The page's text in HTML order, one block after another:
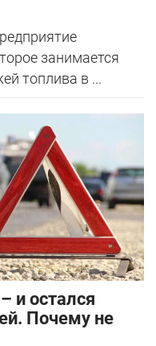
занимается
топлива в ...
и остался
Почему не